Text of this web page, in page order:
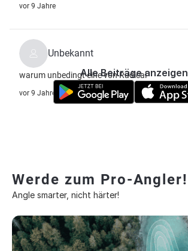
vor 9 Jahre
Unbekannt
warum unbedingt eine von Radical
vor 9 Jahre
Alle Beiträge anzeigen
Werde zum Pro-Angler!
Angle smarter, nicht härter!